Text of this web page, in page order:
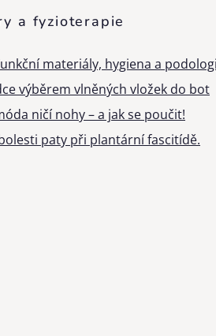
a fyzioterapie
materiály, hygiena a
výběrem vlněných vložek do bot
ničí nohy – a jak se poučit!
paty při plantární fascitídě.